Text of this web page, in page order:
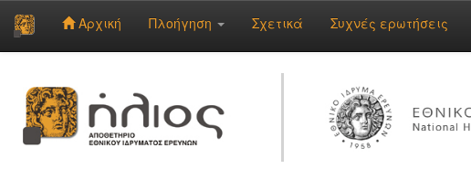
navigation
Αρχική Πλοήγηση Σχετικά Συχνές ερωτήσεις